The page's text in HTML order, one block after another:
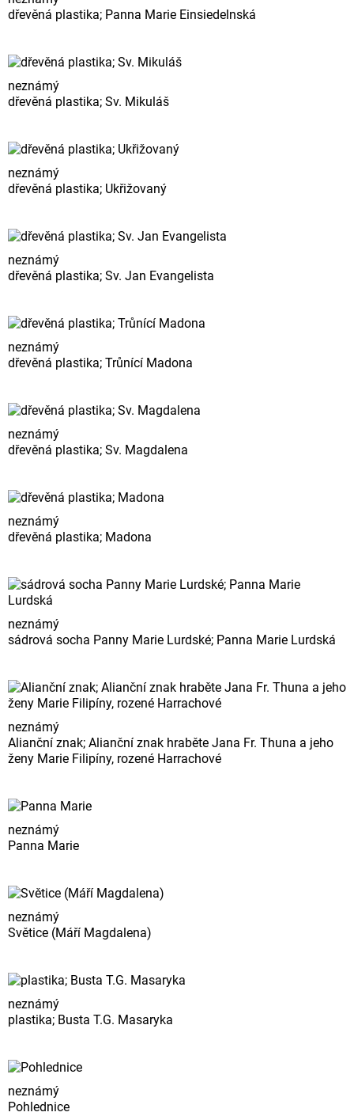
dřevěná plastika; Panna Marie Einsiedelnská
neznámý
dřevěná plastika; Sv. Mikuláš
neznámý
dřevěná plastika; Ukřižovaný
neznámý
dřevěná plastika; Sv. Jan Evangelista
neznámý
dřevěná plastika; Trůnící Madona
neznámý
dřevěná plastika; Sv. Magdalena
neznámý
dřevěná plastika; Madona
neznámý
sádrová socha Panny Marie Lurdské; Panna Marie Lurdská
neznámý
Alianční znak; Alianční znak hraběte Jana Fr. Thuna a jeho
ženy Marie Filipíny, rozené Harrachové
neznámý
Panna Marie
neznámý
Světice (Máří Magdalena)
neznámý
plastika; Busta T.G. Masaryka
neznámý
Pohlednice